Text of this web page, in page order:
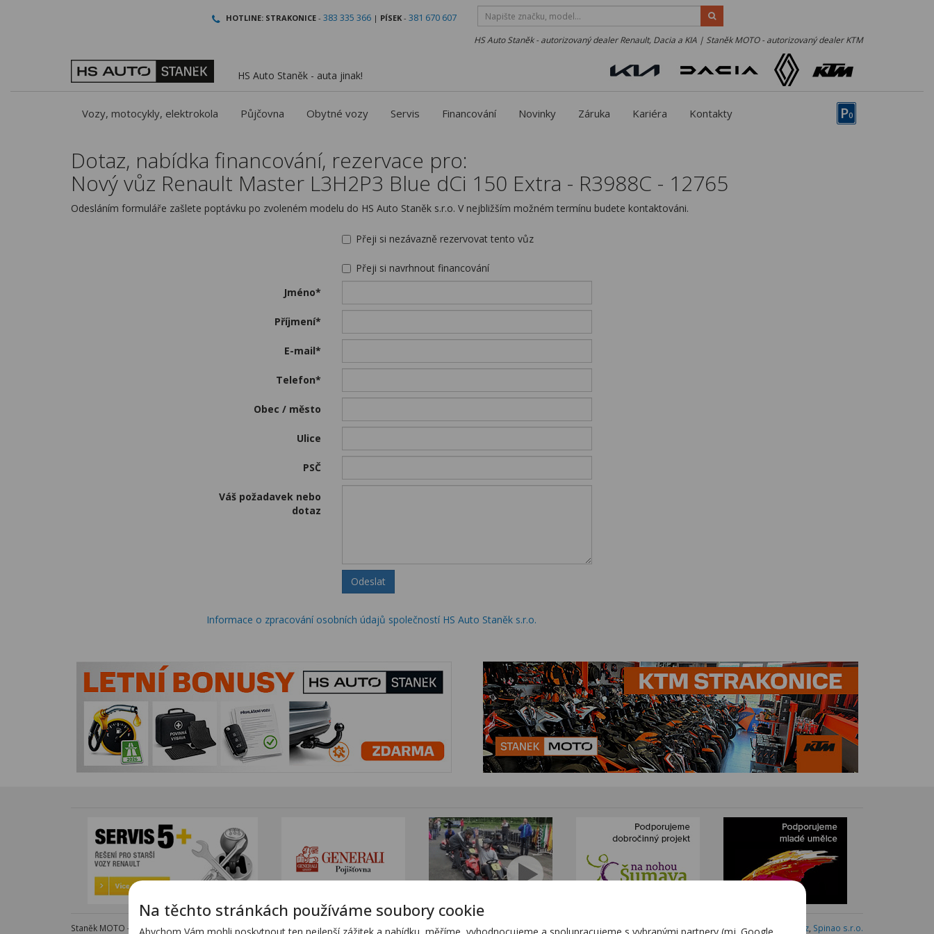
HOTLINE: STRAKONICE - 383 335 366 | PÍSEK - 381 670 607
HS Auto Staněk - autorizovaný dealer Renault, Dacia a KIA | Staněk MOTO - autorizovaný dealer KTM
HS Auto Staněk - auta jinak!
P0
Vozy, motocykly, elektrokola Půjčovna Obytné vozy Servis Financování Novinky Záruka Kariéra Kontakty
Dotaz, nabídka financování, rezervace pro:
Nový vůz Renault Master L3H2P3 Blue dCi 150 Extra - R3988C - 12765
Odesláním formuláře zašlete poptávku po zvoleném modelu do HS Auto Staněk s.r.o. V nejbližším možném termínu budete kontaktováni.
Přeji si nezávazně rezervovat tento vůz
Přeji si navrhnout financování
Jméno*
Příjmení*
E-mail*
Telefon*
Obec / město
Ulice
PSČ
Váš požadavek nebo
dotaz
Odeslat
Informace o zpracování osobních údajů společností HS Auto Staněk s.r.o.
Staněk MOTO - autorizovaný dealer KTM - e-shop s kompletním sortimentem KTMwww.stanekmoto.cz Webdesign:Blovský.cz Spinao s.r.o.
Na těchto stránkách používáme soubory cookie